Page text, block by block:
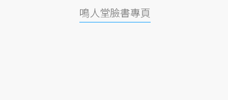
鳴人堂臉書專頁